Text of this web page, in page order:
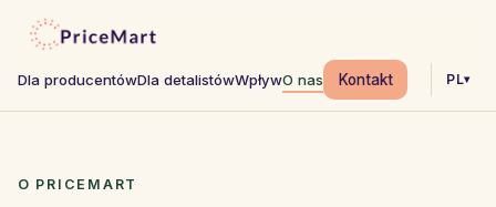
Dla producentówDla detalistówWpływO nas Kontakt PL▾
O PRICEMART